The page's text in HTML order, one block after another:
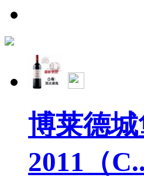
博莱德
2011（